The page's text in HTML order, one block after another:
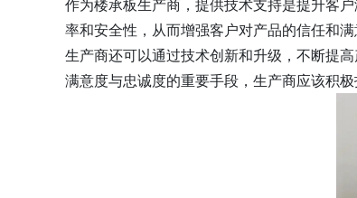
率和安全性，从而增强客户对产品的信任和
生产商还可以通过技术创新和升级，不断提
满意度与忠诚度的重要手段，生产商应该积